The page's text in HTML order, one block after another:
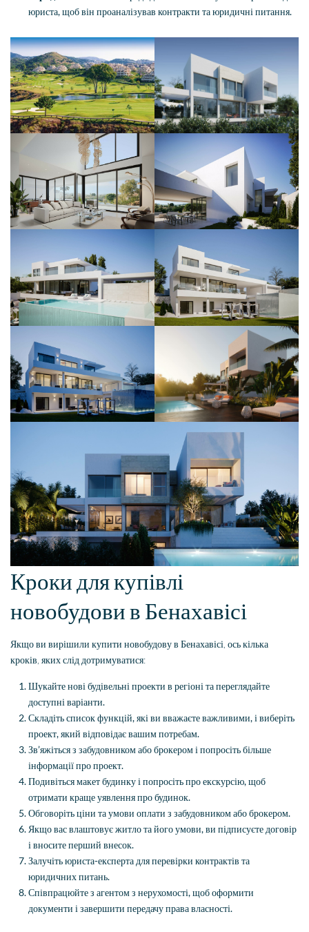
юриста, щоб він проаналізував контракти та юридичні питання.
Кроки для купівлі
новобудови в Бенахавісі
Якщо ви вирішили купити новобудову в Бенахавісі, ось кілька
кроків, яких слід дотримуватися:
Шукайте нові будівельні проекти в регіоні та переглядайте
доступні варіанти.
Складіть список функцій, які ви вважаєте важливими, і виберіть
проект, який відповідає вашим потребам.
Зв’яжіться з забудовником або брокером і попросіть більше
інформації про проект.
Подивіться макет будинку і попросіть про екскурсію, щоб
отримати краще уявлення про будинок.
Обговоріть ціни та умови оплати з забудовником або брокером.
Якщо вас влаштовує житло та його умови, ви підписуєте договір
і вносите перший внесок.
Залучіть юриста-експерта для перевірки контрактів та
юридичних питань.
Співпрацюйте з агентом з нерухомості, щоб оформити
документи і завершити передачу права власності.